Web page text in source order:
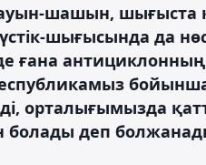
шашын,
шығысында да
ғана
орталығымызда
болады деп